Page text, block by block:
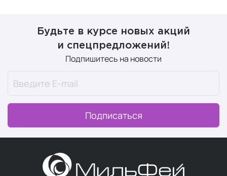
Будьте в курсе новых акций
и спецпредложений!
Подпишитесь на новости
Подписаться